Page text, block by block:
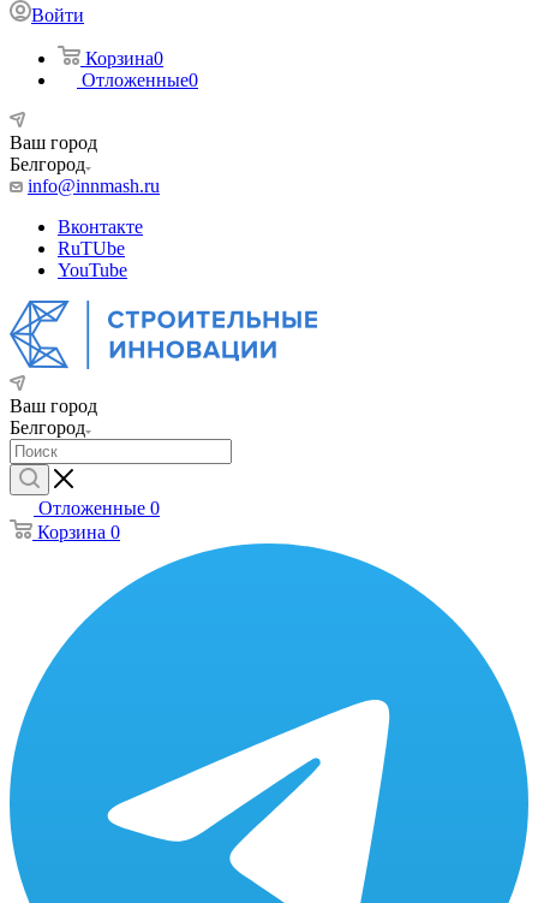
Войти
Корзина0
Отложенные0
Ваш город
Белгород
info@innmash.ru
Вконтакте
RuTUbe
YouTube
Ваш город
Белгород
Отложенные 0
Корзина 0